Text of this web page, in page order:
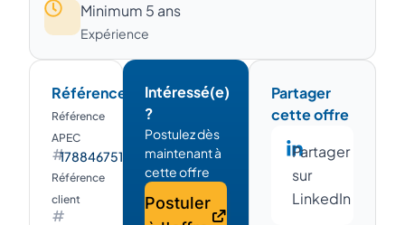
Minimum 5 ans
Expérience
Références
Référence
APEC
178846751W
Référence
client
Intéressé(e)
?
Postulez dès
maintenant à
cette offre
Postuler
Partager
cette offre
Partager
sur
LinkedIn